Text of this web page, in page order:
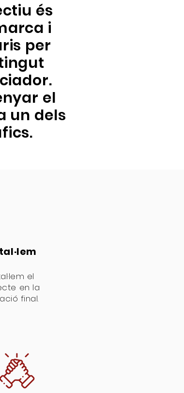
és
i
per
el
un dels
el
en la
final.